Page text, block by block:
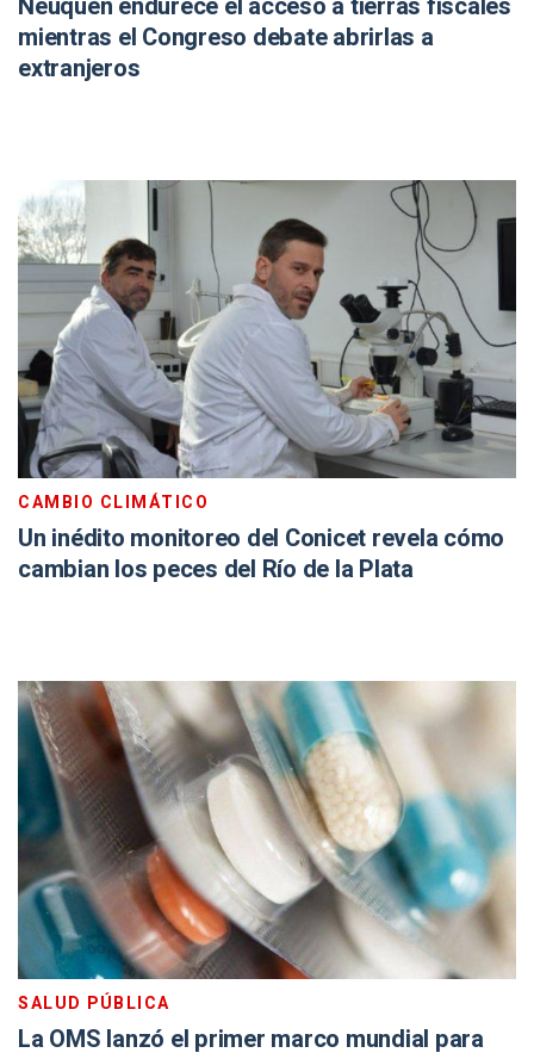
mientras el Congreso debate abrirlas a
extranjeros
CAMBIO CLIMÁTICO
Un inédito monitoreo del Conicet revela cómo
cambian los peces del Río de la Plata
SALUD PÚBLICA
La OMS lanzó el primer marco mundial para